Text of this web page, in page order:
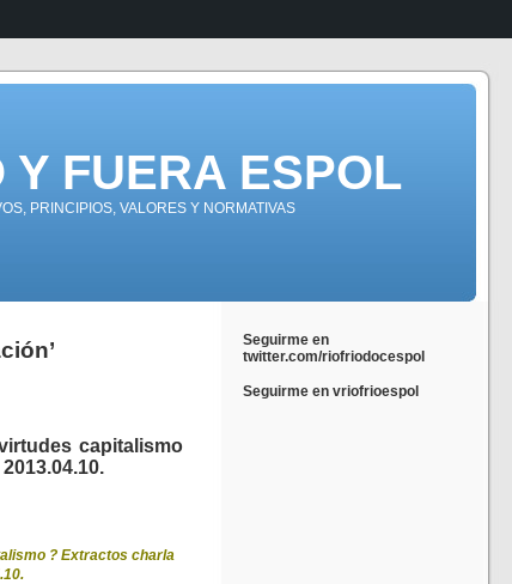
Y FUERA ESPOL
PRINCIPIOS, VALORES Y NORMATIVAS
capitalismo
? Extractos charla
Seguirme en
twitter.com/riofriodocespol
Seguirme en vriofrioespol